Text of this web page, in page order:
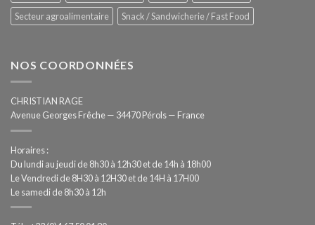
Secteur agroalimentaire
Snack / Sandwicherie / Fast Food
NOS COORDONNÉES
CHRISTIAN RAGE
Avenue Georges Frêche — 34470 Pérols — France
Horaires :
Du lundi au jeudi de 8h30 à 12h30 et de 14h à 18h00
Le Vendredi de 8H30 à 12H30 et de 14H à 17H00
Le samedi de 8h30 à 12h